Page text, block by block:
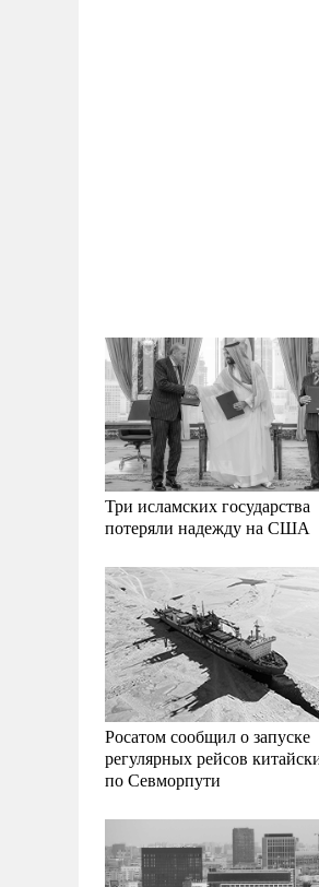
Три исламских государства
потеряли надежду на США
Росатом сообщил о запуске
регулярных рейсов
по Севморпути